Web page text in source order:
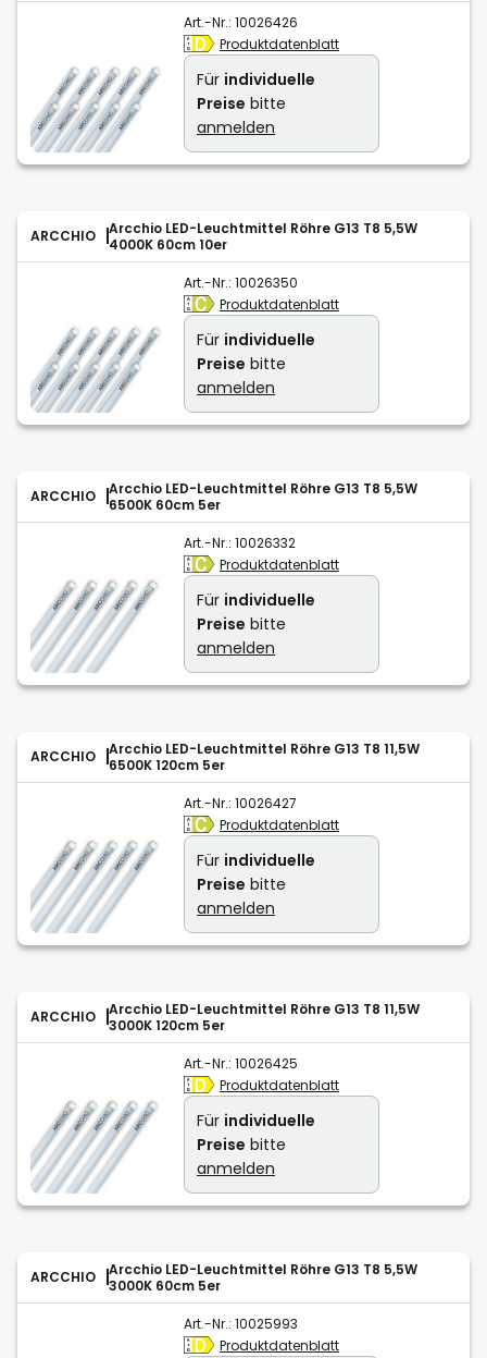
Art.-Nr.: 10026426
Produktdatenblatt
Für individuelle
Preise bitte
anmelden
ARCCHIO
Arcchio LED-Leuchtmittel Röhre G13 T8 5,5W
4000K 60cm 10er
Art.-Nr.: 10026350
Produktdatenblatt
Für individuelle
Preise bitte
anmelden
ARCCHIO
Arcchio LED-Leuchtmittel Röhre G13 T8 5,5W
6500K 60cm 5er
Art.-Nr.: 10026332
Produktdatenblatt
Für individuelle
Preise bitte
anmelden
ARCCHIO
Arcchio LED-Leuchtmittel Röhre G13 T8 11,5W
6500K 120cm 5er
Art.-Nr.: 10026427
Produktdatenblatt
Für individuelle
Preise bitte
anmelden
ARCCHIO
Arcchio LED-Leuchtmittel Röhre G13 T8 11,5W
3000K 120cm 5er
Art.-Nr.: 10026425
Produktdatenblatt
Für individuelle
Preise bitte
anmelden
ARCCHIO
Arcchio LED-Leuchtmittel Röhre G13 T8 5,5W
3000K 60cm 5er
Art.-Nr.: 10025993
Produktdatenblatt